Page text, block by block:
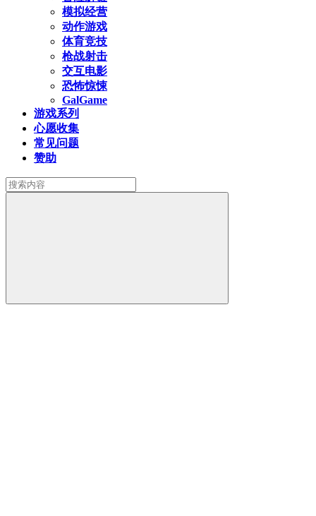
模拟经营
动作游戏
体育竞技
枪战射击
交互电影
恐怖惊悚
GalGame
游戏系列
心愿收集
常见问题
赞助